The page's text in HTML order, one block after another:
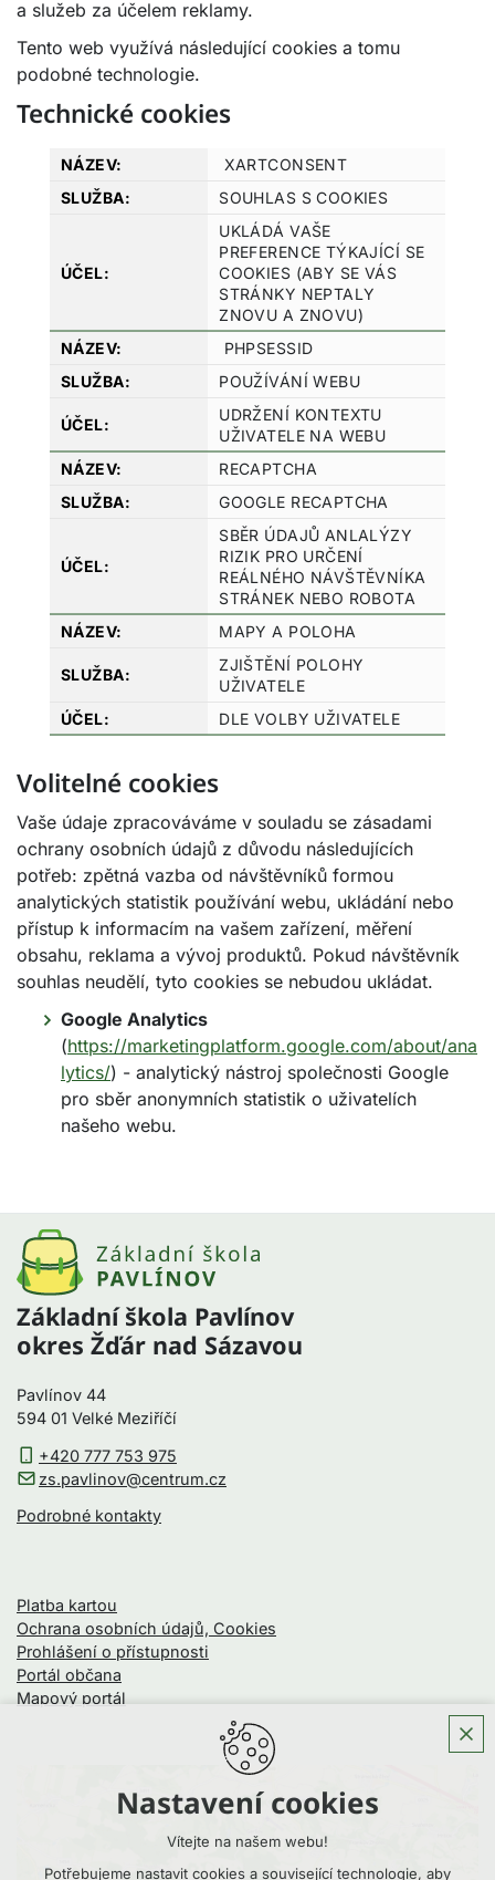
a služeb za účelem reklamy.
Tento web využívá následující cookies a tomu
podobné technologie.
Technické cookies
XARTCONSENT
SOUHLAS S COOKIES
UKLÁDÁ VAŠE
PREFERENCE TÝKAJÍCÍ SE
COOKIES (ABY SE VÁS
STRÁNKY NEPTALY
ZNOVU A ZNOVU)
PHPSESSID
POUŽÍVÁNÍ WEBU
UDRŽENÍ KONTEXTU
UŽIVATELE NA WEBU
RECAPTCHA
GOOGLE RECAPTCHA
SBĚR ÚDAJŮ ANLALÝZY
RIZIK PRO URČENÍ
REÁLNÉHO NÁVŠTĚVNÍKA
STRÁNEK NEBO ROBOTA
MAPY A POLOHA
ZJIŠTĚNÍ POLOHY
UŽIVATELE
DLE VOLBY UŽIVATELE
Volitelné cookies
Vaše údaje zpracováváme v souladu se zásadami
ochrany osobních údajů z důvodu následujících
potřeb: zpětná vazba od návštěvníků formou
analytických statistik používání webu, ukládání nebo
přístup k informacím na vašem zařízení, měření
obsahu, reklama a vývoj produktů. Pokud návštěvník
souhlas neudělí, tyto cookies se nebudou ukládat.
Google Analytics
(https://marketingplatform.google.com/about/ana
lytics/) - analytický nástroj společnosti Google
pro sběr anonymních statistik o uživatelích
našeho webu.
Základní škola Pavlínov
okres Žďár nad Sázavou
Pavlínov 44
594 01 Velké Meziříčí
+420 777 753 975
zs.pavlinov@centrum.cz
Podrobné kontakty
Platba kartou
Ochrana osobních údajů, Cookies
Prohlášení o přístupnosti
Portál občana
Mapový portál
Nastavení cookies
Vítejte na našem webu!
Potřebujeme nastavit cookies a související technologie, aby